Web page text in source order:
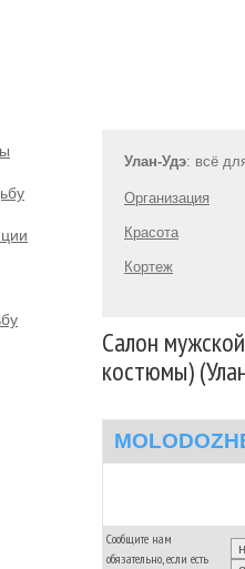
Улан-Удэ: всё
Организация
Красота
Кортеж
Салон
костюмы)
Сообщите нам
обязательно, если есть